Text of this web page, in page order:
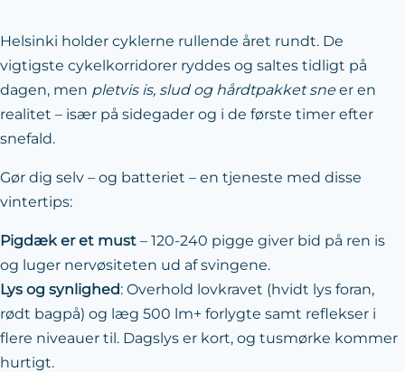
Helsinki holder cyklerne rullende året rundt. De
vigtigste cykelkorridorer ryddes og saltes tidligt på
dagen, men pletvis is, slud og hårdtpakket sneer en
realitet – især på sidegader og i de første timer efter
snefald.
Gør dig selv – og batteriet – en tjeneste med disse
vintertips:
Pigdæk er et must – 120-240 pigge giver bid på ren is
og luger nervøsiteten ud af svingene.
Lys og synlighed: Overhold lovkravet (hvidt lys foran,
rødt bagpå) og læg 500 lm+ forlygte samt reflekser i
flere niveauer til. Dagslys er kort, og tusmørke kommer
hurtigt.